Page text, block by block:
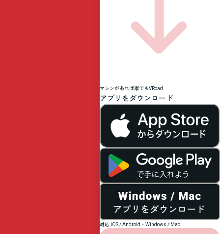
マシンがあれば家でもVRoad
アプリをダウンロード
対応 iOS / Android・Windows / Mac